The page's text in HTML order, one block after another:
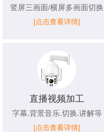
竖屏三画面/横屏多画面切换
[点击查看详情]
直播视频加工
字幕.背景音乐.切换.讲解等
[点击查看详情]